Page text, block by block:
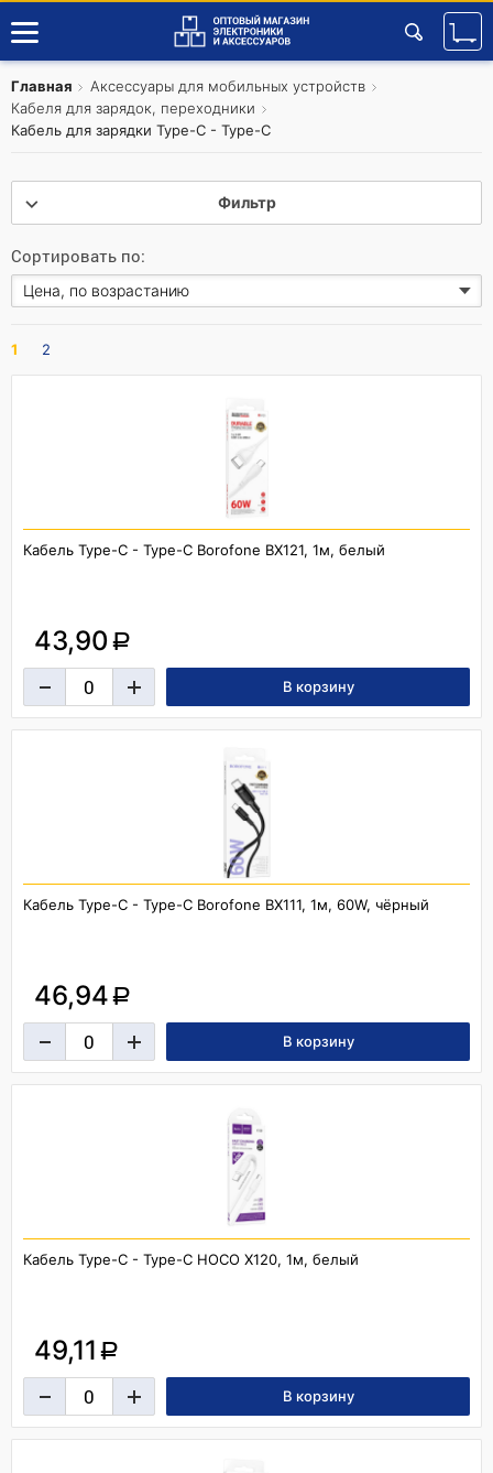
Главная
Аксессуары для мобильных устройств
Кабеля для зарядок, переходники
Кабель для зарядки Type-C - Type-C
Фильтр
Сортировать по:
1 2
Кабель Type-C - Type-C Borofone BX121, 1м, белый
43,90 a
Кабель Type-C - Type-C Borofone BX111, 1м, 60W, чёрный
46,94 a
Кабель Type-C - Type-C HOCO X120, 1м, белый
49,11 a